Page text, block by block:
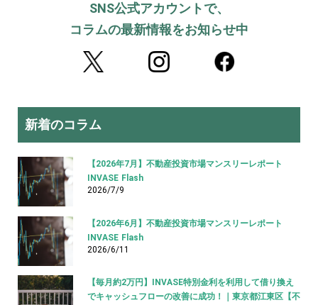
SNS公式アカウントで、
コラムの最新情報をお知らせ中
新着のコラム
【2026年7月】不動産投資市場マンスリーレポート
INVASE Flash
2026/7/9
【2026年6月】不動産投資市場マンスリーレポート
INVASE Flash
2026/6/11
【毎月約2万円】INVASE特別金利を利用して借り換え
でキャッシュフローの改善に成功！｜東京都江東区【不